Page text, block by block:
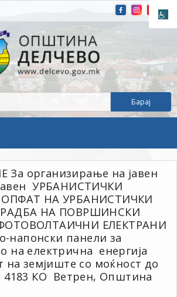
организирање на јавен
УРБАНИСТИЧКИ
НА УРБАНИСТИЧКИ
НА ПОВРШИНСКИ
ЕЛЕКТРАНИ
напонски панели за
на електрична енергија
на земјиште со моќност до
4183 КО Ветрен, Општина